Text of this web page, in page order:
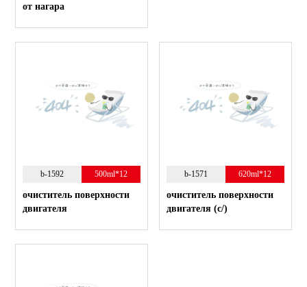
от нагара
b-1592 500ml*12
очиститель поверхности
двигателя
b-1571 620ml*12
очиститель поверхности
двигателя (с/)